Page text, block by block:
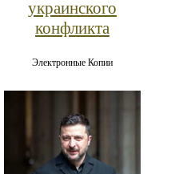
украинского
конфликта
Электронные Копии